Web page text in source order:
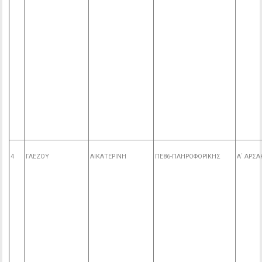
4 ΓΛΕΖΟΥ ΑΙΚΑΤΕΡΙΝΗ ΠΕ86-ΠΛΗΡΟΦΟΡΙΚΗΣ Α΄